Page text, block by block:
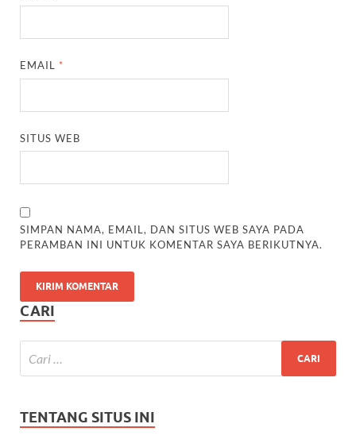
EMAIL *
SITUS WEB
SIMPAN NAMA, EMAIL, DAN SITUS WEB SAYA PADA
PERAMBAN INI UNTUK KOMENTAR SAYA BERIKUTNYA.
CARI
TENTANG SITUS INI